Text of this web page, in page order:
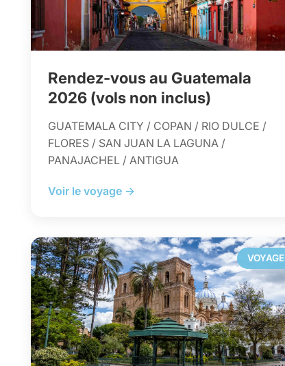
Rendez-vous au Guatemala
2026 (vols non inclus)
GUATEMALA CITY / COPAN / RIO DULCE /
FLORES / SAN JUAN LA LAGUNA /
PANAJACHEL / ANTIGUA
Voir le voyage →
VOYAGE